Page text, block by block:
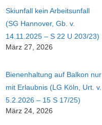
Skiunfall kein Arbeitsunfall
(SG Hannover, Gb. v.
14.11.2025 – S 22 U 203/23)
März 27, 2026
Bienenhaltung auf Balkon nur
mit Erlaubnis (LG Köln, Urt. v.
5.2.2026 – 15 S 17/25)
März 24, 2026